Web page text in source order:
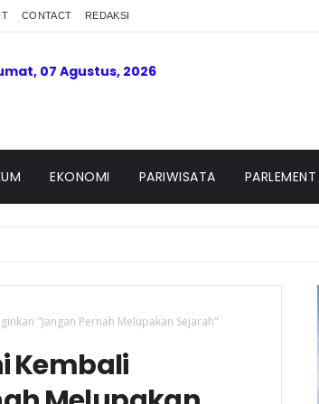
CONTACT REDAKSI
07 Agustus, 2026
EKONOMI PARIWISATA PARLEMENT
"Jangan Pernah Melupakan Sejarah"
Kembali